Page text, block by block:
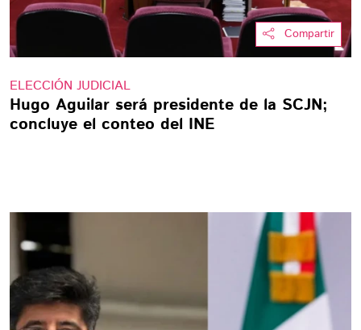
Compartir
ELECCIÓN JUDICIAL
Hugo Aguilar será presidente de la SCJN;
concluye el conteo del INE